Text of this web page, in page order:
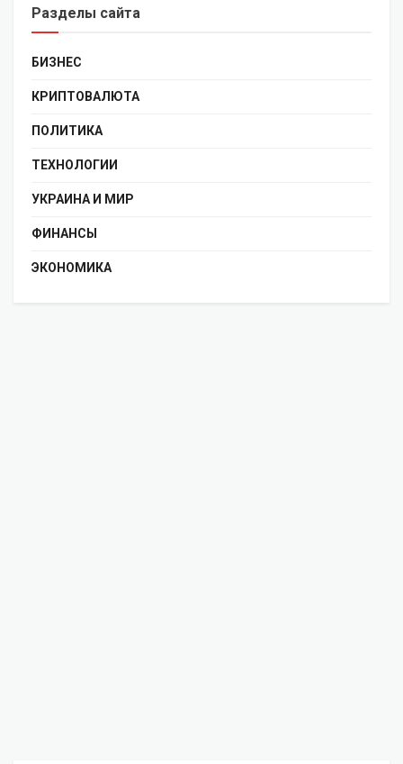
Разделы сайта
БИЗНЕС
КРИПТОВАЛЮТА
ПОЛИТИКА
ТЕХНОЛОГИИ
УКРАИНА И МИР
ФИНАНСЫ
ЭКОНОМИКА